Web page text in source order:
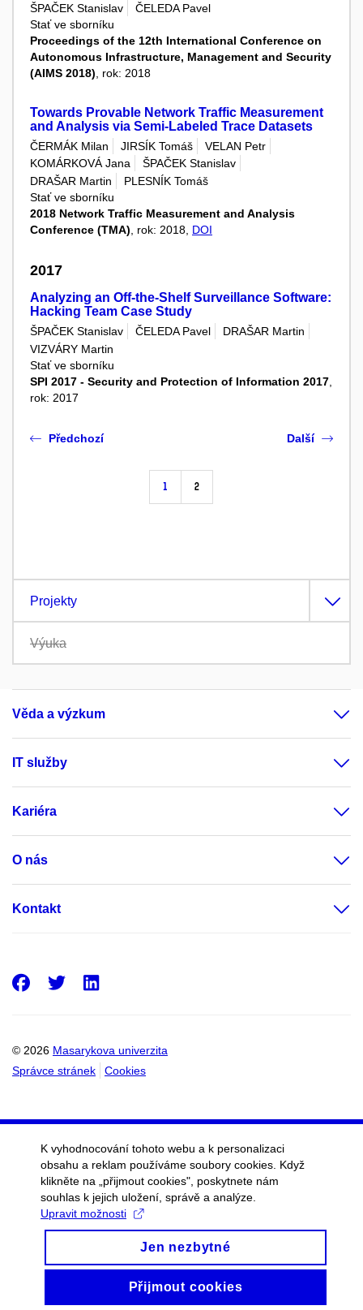
ŠPAČEK Stanislav
ČELEDA Pavel
Stať ve sborníku
Proceedings of the 12th International Conference on
Autonomous Infrastructure, Management and Security
(AIMS 2018) , rok: 2018
Towards Provable Network Traffic Measurement
and Analysis via Semi-Labeled Trace Datasets
ČERMÁK Milan JIRSÍK Tomáš
VELAN Petr
KOMÁRKOVÁ Jana
ŠPAČEK Stanislav
DRAŠAR Martin
PLESNÍK Tomáš
Stať ve sborníku
2018 Network Traffic Measurement and Analysis
Conference (TMA) , rok: 2018, DOI
2017
Analyzing an Off-the-Shelf Surveillance Software:
Hacking Team Case Study
ŠPAČEK Stanislav ČELEDA Pavel
DRAŠAR Martin
VIZVÁRY Martin
Stať ve sborníku
SPI 2017 - Security and Protection of Information 2017
rok: 2017
Předchozí
1 2
Další
Projekty
Výuka
Věda a výzkum
IT služby
Kariéra
O nás
Kontakt
© 2026 Masarykova univerzita
Správce stránek
Cookies
Facebook
Twitter
LinkedIn
K vyhodnocování tohoto webu a k personalizaci
obsahu a reklam používáme soubory cookies. Když
klikněte na „přijmout cookies", poskytnete nám
souhlas k jejich uložení, správě a analýze.
Upravit možnosti
Jen nezbytné
Přijmout cookies